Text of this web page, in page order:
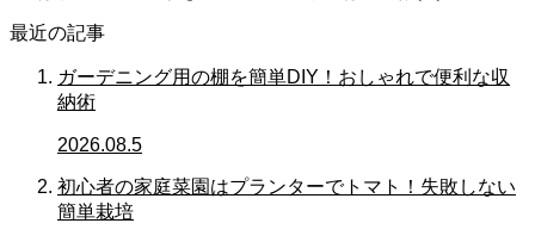
最近の記事
ガーデニング用の棚を簡単DIY！おしゃれで便利な収
納術
2026.08.5
初心者の家庭菜園はプランターでトマト！失敗しない
簡単栽培